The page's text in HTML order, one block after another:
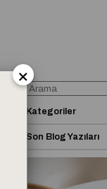
Kategoriler
Son Blog Yazıları
×